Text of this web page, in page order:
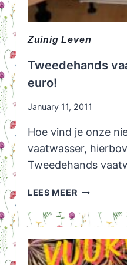
Zuinig Leven
Tweedehands
euro!
January 11, 2011
Hoe vind je onze
vaatwasser,
Tweedehands
LEES MEER
VOOR
EURO!